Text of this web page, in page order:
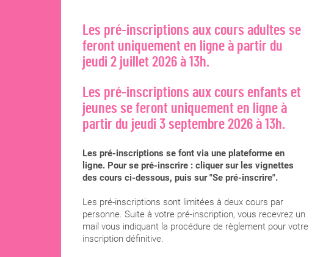
Les pré-inscriptions aux cours adultes se
feront uniquement en ligne à partir du
jeudi 2 juillet 2026 à 13h.
Les pré-inscriptions aux cours enfants et
jeunes se feront uniquement en ligne à
partir du jeudi 3 septembre 2026 à 13h.
Les pré-inscriptions se font via une plateforme en
ligne. Pour se pré-inscrire : cliquer sur les vignettes
des cours ci-dessous, puis sur "Se pré-inscrire".
Les pré-inscriptions sont limitées à deux cours par
personne. Suite à votre pré-inscription, vous recevrez un
mail vous indiquant la procédure de règlement pour votre
inscription définitive.